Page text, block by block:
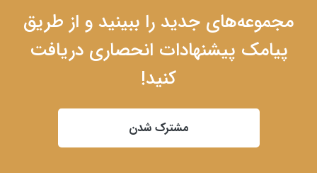
مجموعه‌های جدید را ببینید و از طریق
پیامک پیشنهادات انحصاری دریافت
کنید!
مشترک شدن